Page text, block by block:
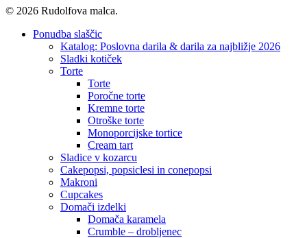
© 2026 Rudolfova malca.
Close
Ponudba slaščic
Katalog: Poslovna darila & darila za najbližje 2026
Sladki kotiček
Torte
Torte
Poročne torte
Kremne torte
Otroške torte
Monoporcijske tortice
Cream tart
Sladice v kozarcu
Cakepopsi, popsiclesi in conepopsi
Makroni
Cupcakes
Domači izdelki
Domača karamela
Crumble – drobljenec